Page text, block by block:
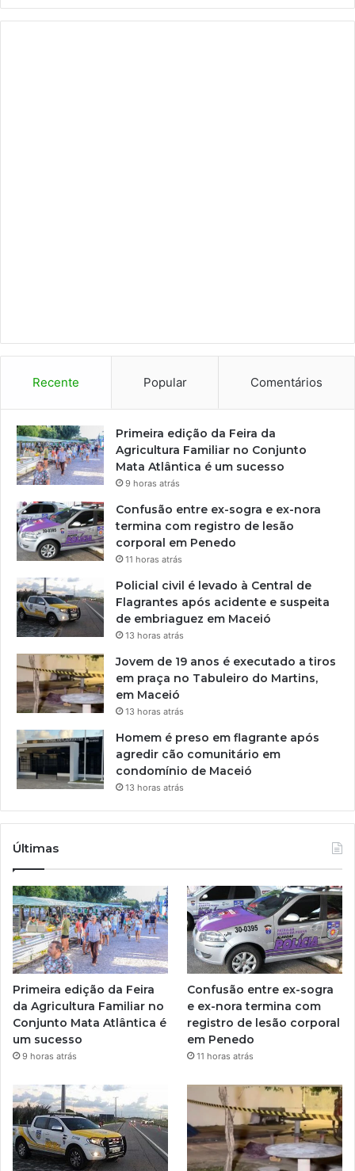
Recente Popular Comentários
Primeira edição da Feira da
Agricultura Familiar no Conjunto
Mata Atlântica é um sucesso
9 horas atrás
Confusão entre ex-sogra e ex-nora
termina com registro de lesão
corporal em Penedo
11 horas atrás
Policial civil é levado à Central de
Flagrantes após acidente e suspeita
de embriaguez em Maceió
13 horas atrás
Jovem de 19 anos é executado a tiros
em praça no Tabuleiro do Martins,
em Maceió
13 horas atrás
Homem é preso em flagrante após
agredir cão comunitário em
condomínio de Maceió
13 horas atrás
Últimas
Primeira edição da Feira
da Agricultura Familiar no
Conjunto Mata Atlântica é
um sucesso
9 horas atrás
Confusão entre ex-sogra
e ex-nora termina com
registro de lesão corporal
em Penedo
11 horas atrás